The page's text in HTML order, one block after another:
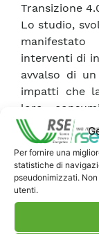
Per fornire una
statistiche di
pseudonimizzati.
utenti.
Transizione
Lo studio,
interventi di
avvalso di
impatti che
loro
esternalità
di costo.
Le risposte
significativa
chi opera nel